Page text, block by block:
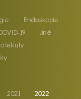
Endoskopie
19
Jiné
2021 2022